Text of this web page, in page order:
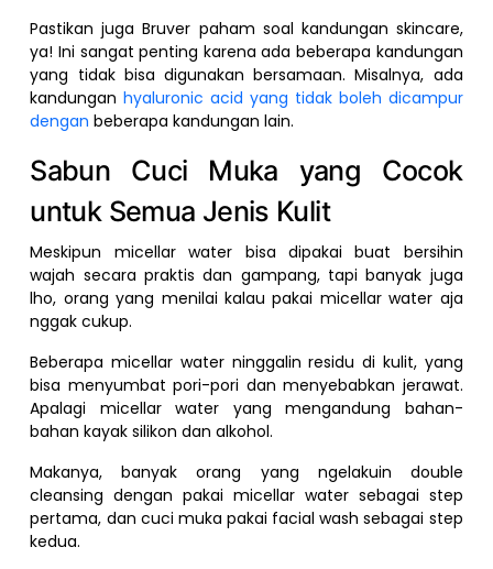
Pastikan juga Bruver paham soal kandungan skincare,
ya! Ini sangat penting karena ada beberapa kandungan
yang tidak bisa digunakan bersamaan. Misalnya, ada
kandunganhyaluronic acid yang tidak boleh dicampur
dengan beberapa kandungan lain.
Sabun Cuci Muka yang Cocok
untuk Semua Jenis Kulit
Meskipun micellar water bisa dipakai buat bersihin
wajah secara praktis dan gampang, tapi banyak juga
lho, orang yang menilai kalau pakai micellar water aja
nggak cukup.
Beberapa micellar water ninggalin residu di kulit, yang
bisa menyumbat pori-pori dan menyebabkan jerawat.
Apalagi micellar water yang mengandung bahan-
bahan kayak silikon dan alkohol.
Makanya, banyak orang yang ngelakuin double
cleansing dengan pakai micellar water sebagai step
pertama, dan cuci muka pakai facial wash sebagai step
kedua.